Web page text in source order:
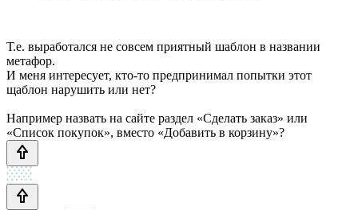
Т.е. выработался не совсем приятный шаблон в названии
метафор.
И меня интересует, кто-то предпринимал попытки этот
щаблон нарушить или нет?
Например назвать на сайте раздел «Сделать заказ» или
«Список покупок», вместо «Добавить в корзину»?